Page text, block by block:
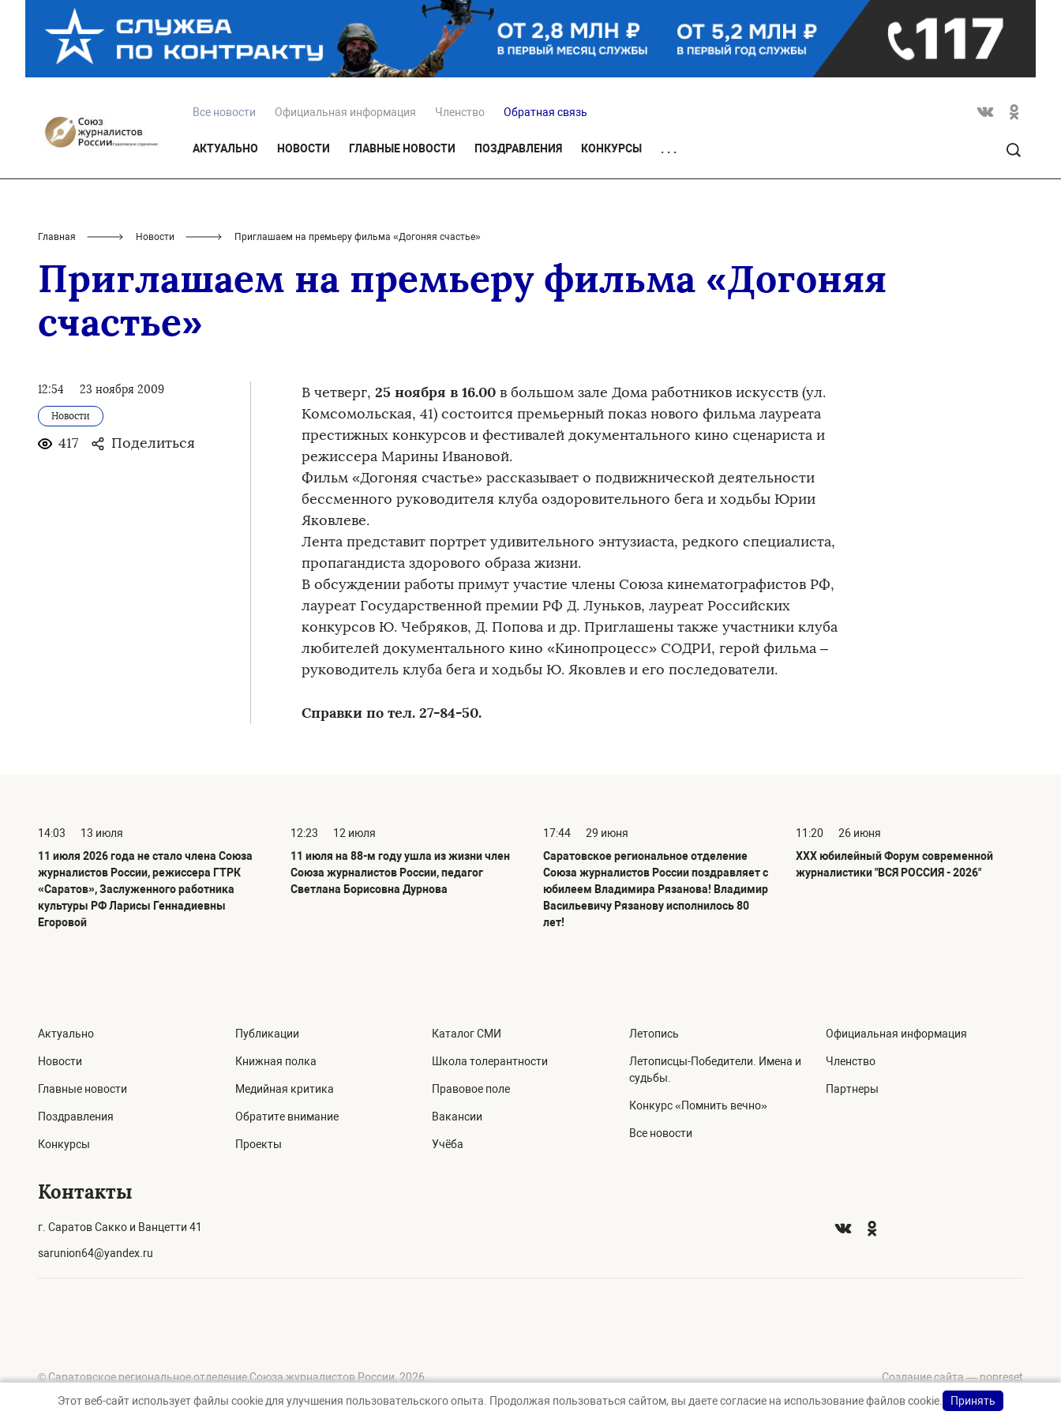
Все новости Официальная информация Членство Обратная связь
АКТУАЛЬНО НОВОСТИ ГЛАВНЫЕ НОВОСТИ ПОЗДРАВЛЕНИЯ КОНКУРСЫ . . .
Главная Новости Приглашаем на премьеру фильма «Догоняя счастье»
Приглашаем на премьеру фильма «Догоняя
счастье»
12:54 23 ноября 2009
Новости
417 Поделиться
В четверг, 25 ноября в 16.00 в большом зале Дома работников искусств (ул.
Комсомольская, 41) состоится премьерный показ нового фильма лауреата
престижных конкурсов и фестивалей документального кино сценариста и
режиссера Марины Ивановой.
Фильм «Догоняя счастье» рассказывает о подвижнической деятельности
бессменного руководителя клуба оздоровительного бега и ходьбы Юрии
Яковлеве.
Лента представит портрет удивительного энтузиаста, редкого специалиста,
пропагандиста здорового образа жизни.
В обсуждении работы примут участие члены Союза кинематографистов РФ,
лауреат Государственной премии РФ Д. Луньков, лауреат Российских
конкурсов Ю. Чебряков, Д. Попова и др. Приглашены также участники клуба
любителей документального кино «Кинопроцесс» СОДРИ, герой фильма –
руководитель клуба бега и ходьбы Ю. Яковлев и его последователи.
Справки по тел. 27-84-50.
14:03
13 июля
11 июля 2026 года не стало члена Союза
журналистов России, режиссера ГТРК
«Саратов», Заслуженного работника
культуры РФ Ларисы Геннадиевны
Егоровой
12:23
12 июля
11 июля на 88-м году ушла из жизни член
Союза журналистов России, педагог
Светлана Борисовна Дурнова
17:44
29 июня
Саратовское региональное отделение
Союза журналистов России поздравляет с
юбилеем Владимира Рязанова! Владимир
Васильевичу Рязанову исполнилось 80
лет!
11:20
26 июня
ХХХ юбилейный Форум современной
журналистики "ВСЯ РОССИЯ - 2026"
Актуально
Новости
Главные новости
Поздравления
Конкурсы
Публикации
Книжная полка
Медийная критика
Обратите внимание
Проекты
Каталог СМИ
Школа толерантности
Правовое поле
Вакансии
Учёба
Летопись
Летописцы-Победители. Имена и
судьбы.
Конкурс «Помнить вечно»
Все новости
Официальная информация
Членство
Партнеры
Контакты
г. Саратов Сакко и Ванцетти 41
sarunion64@yandex.ru
© Саратовское региональное отделение Союза журналистов России, 2026
Создание сайта — nopreset
Этот веб-сайт использует файлы cookie для улучшения пользовательского опыта. Продолжая пользоваться сайтом, вы даете согласие на использование файлов cookie.
Принять